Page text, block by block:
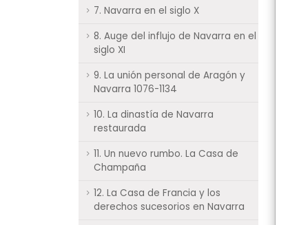
7. Navarra en el siglo X
8. Auge del influjo de Navarra en el
siglo XI
9. La unión personal de Aragón y
Navarra 1076-1134
10. La dinastía de Navarra
restaurada
11. Un nuevo rumbo. La Casa de
Champaña
12. La Casa de Francia y los
derechos sucesorios en Navarra